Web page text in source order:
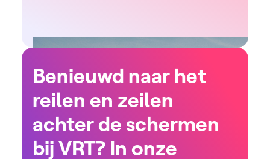
Benieuwd naar het
reilen en zeilen
achter de schermen
bij VRT? In onze